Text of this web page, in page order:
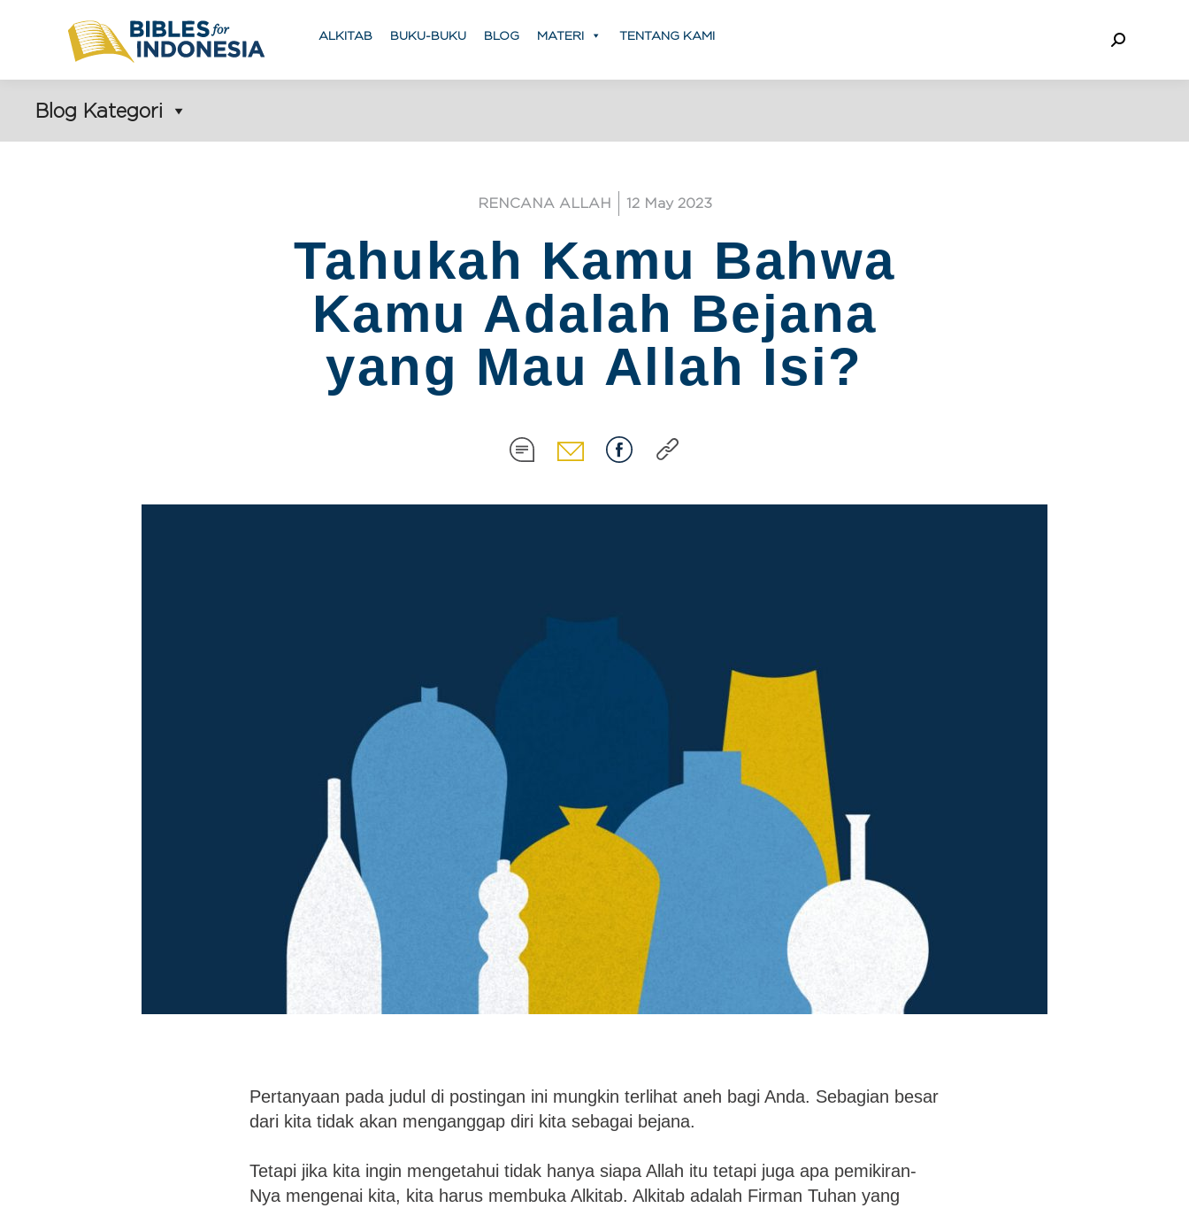
ALKITAB BUKU-BUKU BLOG MATERI TENTANG KAMI
Blog Kategori
RENCANA ALLAH 12 May 2023
Tahukah Kamu Bahwa
Kamu Adalah Bejana
yang Mau Allah Isi?
Pertanyaan pada judul di postingan ini mungkin terlihat aneh bagi Anda. Sebagian besar
dari kita tidak akan menganggap diri kita sebagai bejana.
Tetapi jika kita ingin mengetahui tidak hanya siapa Allah itu tetapi juga apa pemikiran-
Nya mengenai kita, kita harus membuka Alkitab. Alkitab adalah Firman Tuhan yang